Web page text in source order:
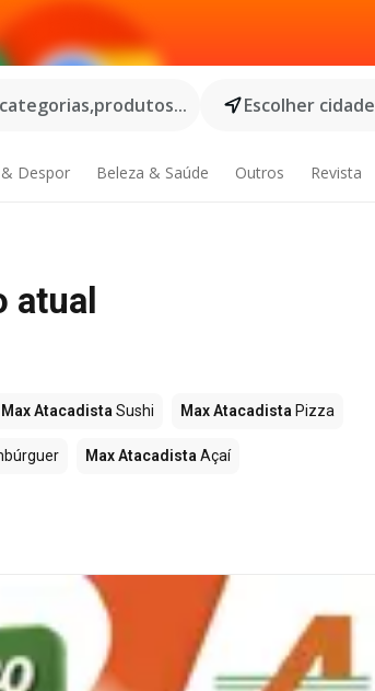
Escolher cidade
Despor Beleza & Saúde Outros Revista
atual
Max Atacadista Sushi Max Atacadista Pizza
Max Atacadista Açaí